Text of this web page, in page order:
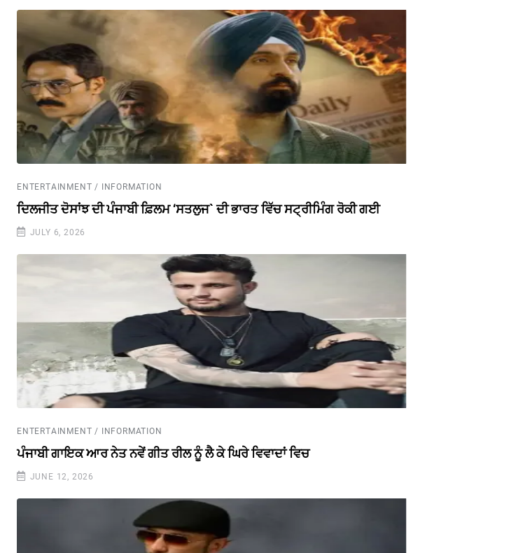
ENTERTAINMENT / INFORMATION
ਦਿਲਜੀਤ ਦੋਸਾਂਝ ਦੀ ਪੰਜਾਬੀ ਫ਼ਿਲਮ ‘ਸਤਲੁਜ` ਦੀ ਭਾਰਤ ਵਿੱਚ ਸਟ੍ਰੀਮਿੰਗ ਰੋਕੀ ਗਈ
JULY 6, 2026
ENTERTAINMENT / INFORMATION
ਪੰਜਾਬੀ ਗਾਇਕ ਆਰ ਨੇਤ ਨਵੇਂ ਗੀਤ ਰੀਲ ਨੂੰ ਲੈ ਕੇ ਘਿਰੇ ਵਿਵਾਦਾਂ ਵਿਚ
JUNE 12, 2026